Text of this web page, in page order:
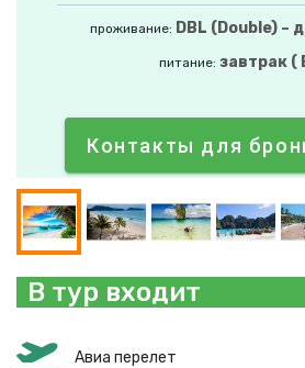
проживание: DBL (Double) –
питание: завтрак (
Контакты для
В тур входит
Авиа перелет